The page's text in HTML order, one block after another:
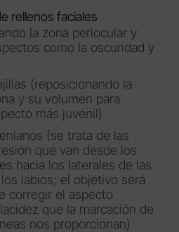
rellenos faciales
la zona periocular y
como la oscuridad y
(reposicionando la
y su volumen para
más juvenil)
(se trata de las
que van desde los
hacia los laterales de las
labios; el objetivo será
corregir el aspecto
que la marcación de
nos proporcionan)